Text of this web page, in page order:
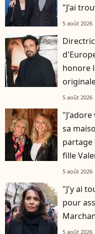
"J'ai
5 août 2026
honore
5 août 2026
sa
partage
fille
5 août 2026
"J'y ai
pour
5 août 2026